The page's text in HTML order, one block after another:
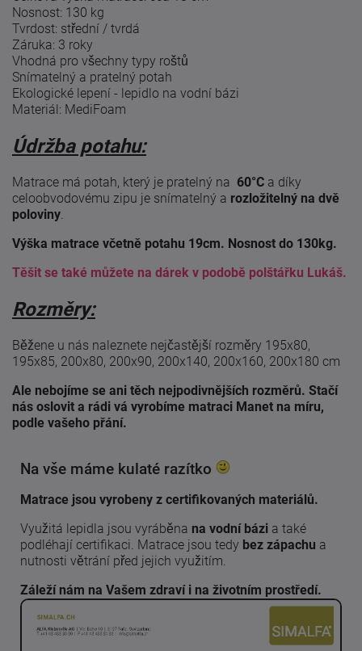
Nosnost: 130 kg
Tvrdost: střední / tvrdá
Záruka: 3 roky
Vhodná pro všechny typy roštů
Snímatelný a pratelný potah
Ekologické lepení - lepidlo na vodní bázi
Materiál: MediFoam
Údržba potahu:
Matrace má potah, který je pratelný na 60°C a díky
celoobvodovému zipu je snímatelný a rozložitelný na dvě
poloviny
Výška matrace včetně potahu 19cm. Nosnost do 130kg.
Těšit se také můžete na dárek v podobě polštářku Lukáš.
Rozměry:
Běžene u nás naleznete nejčastější rozměry 195x80,
195x85, 200x80, 200x90, 200x140, 200x160, 200x180 cm
Ale nebojíme se ani těch nejpodivnějších rozměrů. Stačí
nás oslovit a rádi vá vyrobíme matraci Manet na míru,
podle vašeho přání.
Na vše máme kulaté razítko
Matrace jsou vyrobeny z certifikovaných materiálů.
Využitá lepidla jsou vyráběna na vodní bázi a také
podléhají certifikaci. Matrace jsou tedy bez zápachu a
nutnosti větrání před jejich využitím.
Záleží nám na Vašem zdraví i na životním prostředí.